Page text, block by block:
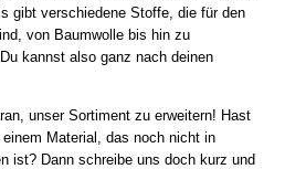
gibt verschiedene Stoffe, die für den
von Baumwolle bis hin zu
kannst also ganz nach deinen
unser Sortiment zu erweitern! Hast
Material, das noch nicht in
ist? Dann schreibe uns doch kurz und